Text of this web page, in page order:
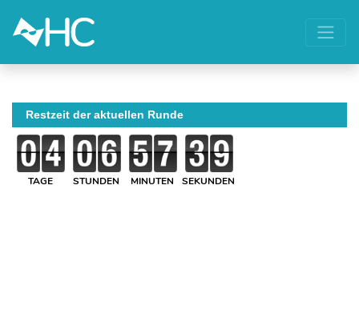
Restzeit der aktuellen Runde
TAGE STUNDEN MINUTEN SEKUNDEN